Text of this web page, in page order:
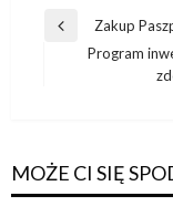
Nawigacja
wpisu
Poprzedni
Zakup
Program
MOŻE CI SIĘ